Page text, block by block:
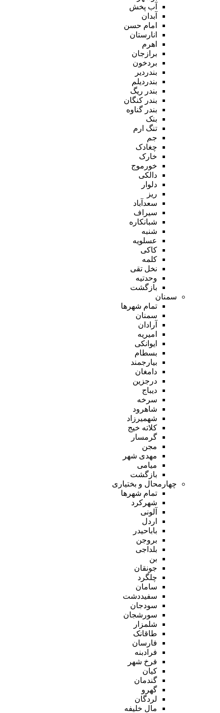
آب پخش
آبدان
امام حسن
انارستان
اهرم
برازجان
بردخون
بندردیر
بندردیلم
بندر ریگ
بندر کنگان
بندر گناوه
بنک
تنگ ارم
جم
چغادک
خارک
خورموج
دالکی
دلوار
ریز
سعدآباد
سیراف
شبانکاره
شنبه
عسلویه
کاکی
کلمه
نخل تقی
وحدتیه
بازگشت
سمنان
تمام شهر‌ها
سمنان
آرادان
امیریه
ایوانکی
بسطام
بیارجمند
دامغان
درجزین
دیباج
سرخه
شاهرود
شهمیرزاد
کلاته خیج
گرمسار
مجن
مهدی شهر
میامی
بازگشت
چهارمحال و بختیاری
تمام شهر‌ها
شهرکرد
آلونی
اردل
باباحیدر
بروجن
بلداجی
بن
جونقان
چلگرد
سامان
سفیددشت
سودجان
سورشجان
شلمزار
طاقانک
فارسان
فرادبنه
فرخ شهر
کیان
گندمان
گهرو
لردگان
مال خلیفه